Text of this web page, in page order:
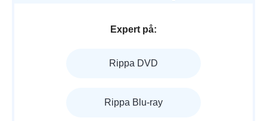
Expert på:
Rippa DVD
Rippa Blu-ray